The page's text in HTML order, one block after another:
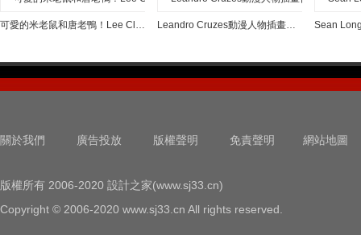
可愛的米老鼠和唐老鴨！Lee Clark插畫作品欣賞 Leandro Cruzes動漫人物插畫作品欣賞
關於我們 廣告投放 版權聲明 免責聲明 網站地圖
版權所有 2006-2020 設計之家(www.sj33.cn)
Copyright © 2006-2020 www.sj33.cn All rights reserved.